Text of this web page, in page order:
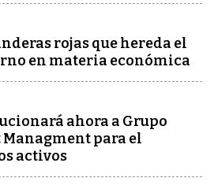
rojas que hereda el
en materia económica
ahora a Grupo
Managment para el
activos